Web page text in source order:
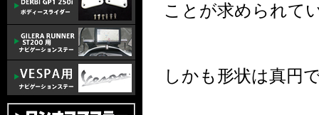
ことが求められて
しかも形状は真円